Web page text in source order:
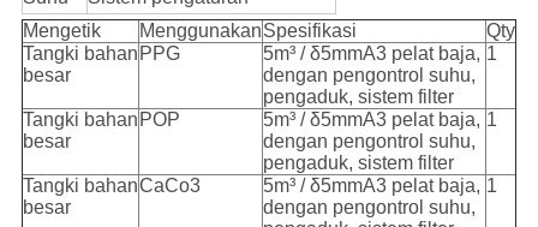
Mengetik
MenggunakanSpesifikasi
Qty
Tangki bahan
besar
PPG
5m³ / δ5mmA3 pelat baja,
dengan pengontrol suhu,
pengaduk, sistem filter
1
Tangki bahan
besar
POP
5m³ / δ5mmA3 pelat baja,
dengan pengontrol suhu,
pengaduk, sistem filter
1
Tangki bahan
besar
CaCo3
5m³ / δ5mmA3 pelat baja,
dengan pengontrol suhu,
1